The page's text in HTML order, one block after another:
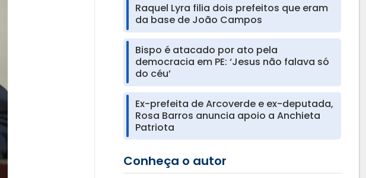
Raquel Lyra filia dois prefeitos que eram
da base de João Campos
Bispo é atacado por ato pela
democracia em PE: ‘Jesus não falava só
do céu’
Ex-prefeita de Arcoverde e ex-deputada,
Rosa Barros anuncia apoio a Anchieta
Patriota
Conheça o autor